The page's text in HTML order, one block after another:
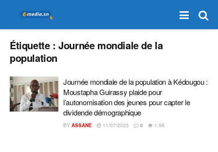
Étiquette :Journée mondiale de la
population
Journée mondiale de la population à Kédougou :
Moustapha Guirassy plaide pour
l’autonomisation des jeunes pour capter le
dividende démographique
BY ASSANE 11/07/2025 0 1.5K